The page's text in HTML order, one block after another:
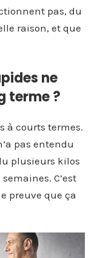
pas, du
raison, et que
ne
terme ?
à courts termes.
pas entendu
plusieurs kilos
C’est
preuve que ça